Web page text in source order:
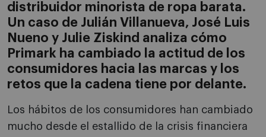
distribuidor minorista de ropa barata.
Un caso de Julián Villanueva, José Luis
Nueno y Julie Ziskind analiza cómo
Primark ha cambiado la actitud de los
consumidores hacia las marcas y los
retos que la cadena tiene por delante.
Los hábitos de los consumidores han cambiado
mucho desde el estallido de la crisis financiera